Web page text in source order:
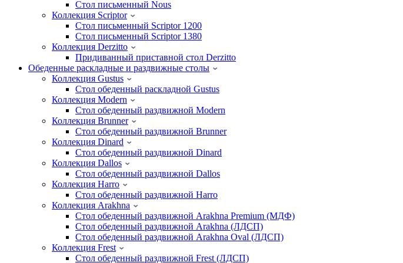
Стол письменный Nous
Коллекция Scriptor
Стол письменный Scriptor 1200
Стол письменный Scriptor 1380
Коллекция Derzitto
Придиванный приставной стол Derzitto
Обеденные раскладные и раздвижные столы
Коллекция Gustus
Стол обеденный раскладной Gustus
Коллекция Modern
Стол обеденный раздвижной Modern
Коллекция Brunner
Стол обеденный раздвижной Brunner
Коллекция Dinard
Стол обеденный раздвижной Dinard
Коллекция Dallos
Стол обеденный раздвижной Dallos
Коллекция Harro
Стол обеденный раздвижной Harro
Коллекция Arakhna
Стол обеденный раздвижной Arakhna Premium (МДФ)
Стол обеденный раздвижной Arakhna (ЛДСП)
Стол обеденный раздвижной Arakhna Oval (ЛДСП)
Коллекция Frest
Стол обеденный раздвижной Frest (ЛДСП)